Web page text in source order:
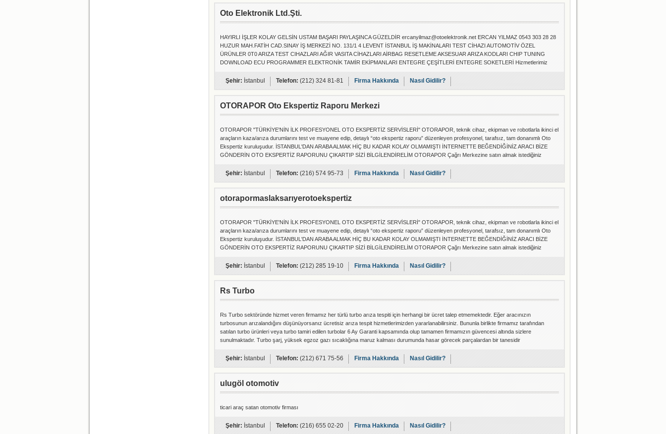
Oto Elektronik Ltd.Şti.
HAYIRLI İŞLER KOLAY GELSİN USTAM BAŞARI PAYLAŞINCA GÜZELDİR ercanyilmaz@otoelektronik.net ERCAN YILMAZ 0543 303 28 28
HUZUR MAH.FATİH CAD.SINAY İŞ MERKEZİ NO. 131/1 4 LEVENT İSTANBUL İŞ MAKİNALARI TEST CİHAZI AUTOMOTİV ÖZEL
ÜRÜNLER 0T0 ARIZA TEST CIHAZLARI AĞIR VASITA CİHAZLARI AİRBAG RESETLEME AKSESUAR ARIZA KODLARI CHIP TUNING
DOWNLOAD ECU PROGRAMMER ELEKTRONİK TAMİR EKİPMANLARI ENTEGRE ÇEŞİTLERİ ENTEGRE SOKETLERİ Hizmetlerimiz
Bilgisayar Onarım
Şehir:İstanbul Telefon:(212) 324 81-81 Firma Hakkında Nasıl Gidilir?
OTORAPOR Oto Ekspertiz Raporu Merkezi
OTORAPOR "TÜRKİYE'NİN İLK PROFESYONEL OTO EKSPERTİZ SERVİSLERİ" OTORAPOR, teknik cihaz, ekipman ve robotlarla ikinci el
araçların kaza/arıza durumlarını test ve muayene edip, detaylı “oto ekspertiz raporu” düzenleyen profesyonel, tarafsız, tam donanımlı Oto
Ekspertiz kuruluşudur. İSTANBUL'DAN ARABA ALMAK HİÇ BU KADAR KOLAY OLMAMIŞTI İNTERNETTE BEĞENDİĞİNİZ ARACI BİZE
GÖNDERİN OTO EKSPERTİZ RAPORUNU ÇIKARTIP SİZİ BİLGİLENDİRELİM OTORAPOR Çağrı Merkezine satın almak istediğiniz
ekspertiz/rapor
Şehir:İstanbul Telefon:(216) 574 95-73 Firma Hakkında Nasıl Gidilir?
otorapormaslaksarıyerotoekspertiz
OTORAPOR "TÜRKİYE'NİN İLK PROFESYONEL OTO EKSPERTİZ SERVİSLERİ" OTORAPOR, teknik cihaz, ekipman ve robotlarla ikinci el
araçların kaza/arıza durumlarını test ve muayene edip, detaylı “oto ekspertiz raporu” düzenleyen profesyonel, tarafsız, tam donanımlı Oto
Ekspertiz kuruluşudur. İSTANBUL'DAN ARABA ALMAK HİÇ BU KADAR KOLAY OLMAMIŞTI İNTERNETTE BEĞENDİĞİNİZ ARACI BİZE
GÖNDERİN OTO EKSPERTİZ RAPORUNU ÇIKARTIP SİZİ BİLGİLENDİRELİM OTORAPOR Çağrı Merkezine satın almak istediğiniz
ekspertiz
Şehir:İstanbul Telefon:(212) 285 19-10 Firma Hakkında Nasıl Gidilir?
Rs Turbo
Rs Turbo sektöründe hizmet veren firmamız her türlü turbo arıza tespiti için herhangi bir ücret talep etmemektedir. Eğer aracınızın
turbosunun arızalandığını düşünüyorsanız ücretisiz arıza tespit hizmetlerimizden yararlanabilirsiniz. Bununla birlikte firmamız tarafından
satılan turbo ürünleri veya turbo tamiri edilen turbolar 6 Ay Garanti kapsamında olup tamamen firmamızın güvencesi altında sizlere
sunulmaktadır. Turbo şarj, yüksek egzoz gazı sıcaklığına maruz kalması durumunda hasar görecek parçalardan bir tanesidir
Şehir:İstanbul Telefon:(212) 671 75-56 Firma Hakkında Nasıl Gidilir?
ulugöl otomotiv
ticari araç satan otomotiv firması
Şehir:İstanbul Telefon:(216) 655 02-20 Firma Hakkında Nasıl Gidilir?